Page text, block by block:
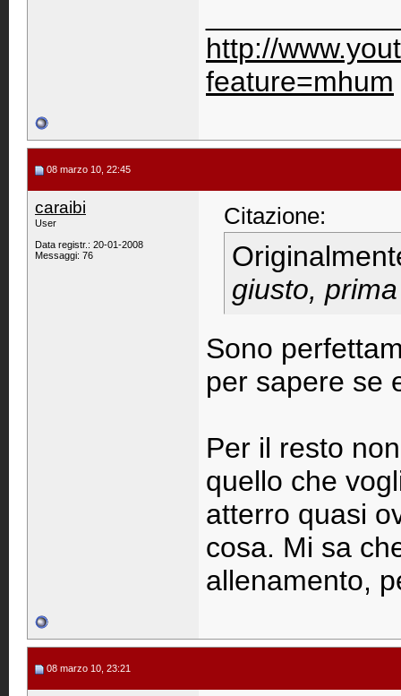
http://
feature=mhum
08 marzo 10, 22:45
caraibi
User
Data registr.: 20-01-2008
Messaggi: 76
Citazione:
giusto,
Sono
per sapere se
Per il resto
quello che
atterro quasi
cosa. Mi sa
allenamento,
08 marzo 10, 23:21